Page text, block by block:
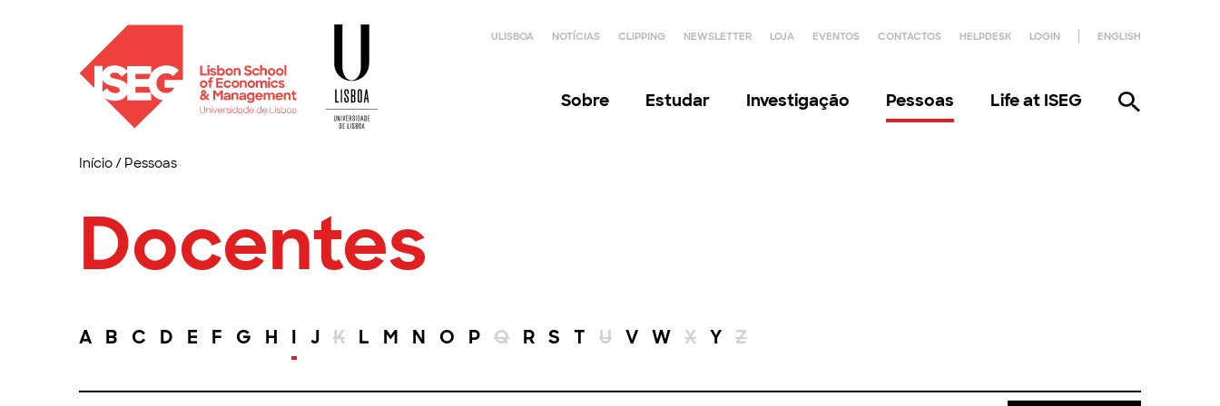
ULISBOA NOTÍCIAS CLIPPING NEWSLETTER LOJA EVENTOS CONTACTOS HELPDESK LOGIN ENGLISH
Sobre Estudar Investigação Pessoas Life at ISEG
Início/ Pessoas
Docentes
A B C D E F G H I J K L M N O P Q R S T U V W X Y Z